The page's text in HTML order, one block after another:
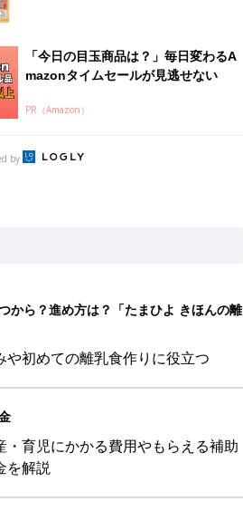
から？進め方は？「たまひよ きほんの離
や初めての離乳食作りに役立つ
・育児にかかる費用やもらえる補助
を解説
マ・Tシャツも！」買うべき夏アイテム
ウジ監修】
この夏大人気の主役級キャミソール5選